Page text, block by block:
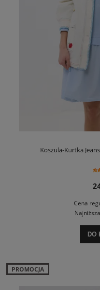
Koszula-Kurtka
Cena
DO
PROMOCJA